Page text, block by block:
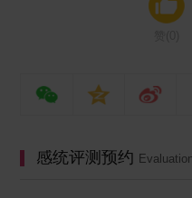
感统评测预约